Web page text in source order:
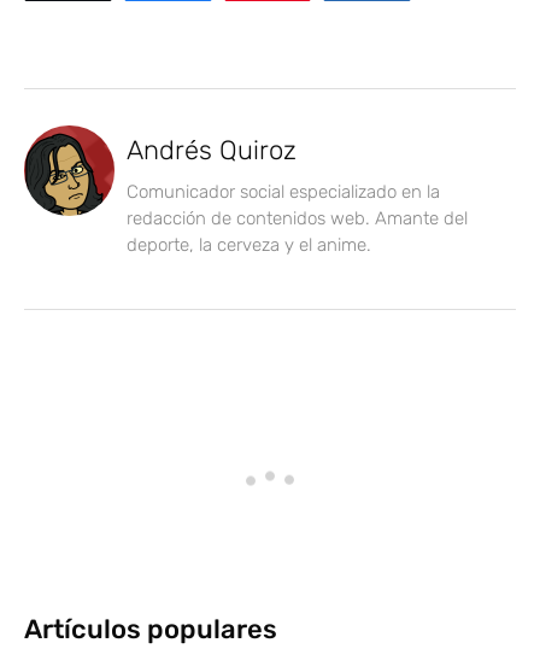
Andrés Quiroz
Comunicador social especializado en la
redacción de contenidos web. Amante del
deporte, la cerveza y el anime.
Artículos populares